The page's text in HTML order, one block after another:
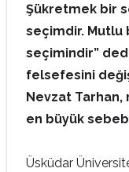
Şükretmek bir
seçimdir. Mutlu
seçimindir”
felsefesini
Nevzat Tarhan,
en büyük
Üsküdar